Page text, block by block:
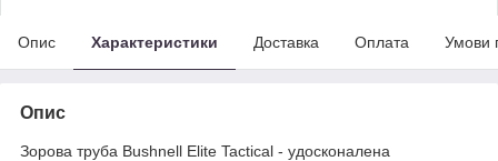
Опис Характеристики Доставка Оплата Умови
Опис
Зорова труба Bushnell Elite Tactical - удосконалена